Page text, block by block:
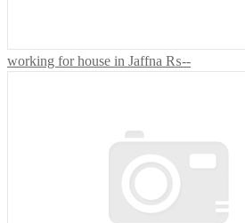
working for house in Jaffna ₨--